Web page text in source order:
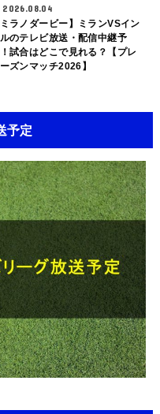
2026.08.04
ミラノダービー】ミランVSイン
のテレビ放送・配信中継予
試合はどこで見れる？【プレ
ズンマッチ2026】
予定